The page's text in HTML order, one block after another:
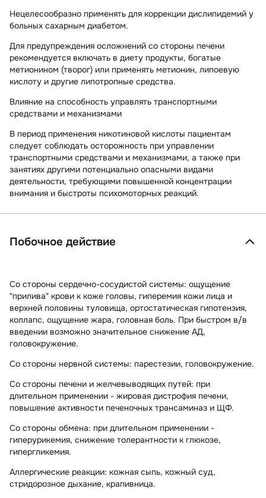
Нецелесообразно применять для коррекции дислипидемий у
больных сахарным диабетом.
Для предупреждения осложнений со стороны печени
рекомендуется включать в диету продукты, богатые
метионином (творог) или применять метионин, липоевую
кислоту и другие липотропные средства.
Влияние на способность управлять транспортными
средствами и механизмами
В период применения никотиновой кислоты пациентам
следует соблюдать осторожность при управлении
транспортными средствами и механизмами, а также при
занятиях другими потенциально опасными видами
деятельности, требующими повышенной концентрации
внимания и быстроты психомоторных реакций.
Побочное действие
Со стороны сердечно-сосудистой системы: ощущение
"прилива" крови к коже головы, гиперемия кожи лица и
верхней половины туловища, ортостатическая гипотензия,
коллапс, ощущение жара, головная боль. При быстром в/в
введении возможно значительное снижение АД,
головокружение.
Со стороны нервной системы: парестезии, головокружение.
Со стороны печени и желчевыводящих путей: при
длительном применении - жировая дистрофия печени,
повышение активности печеночных трансаминаз и ЩФ.
Со стороны обмена: при длительном применении -
гиперурикемия, снижение толерантности к глюкозе,
гипергликемия.
Аллергические реакции: кожная сыпь, кожный суд,
стридорозное дыхание, крапивница.